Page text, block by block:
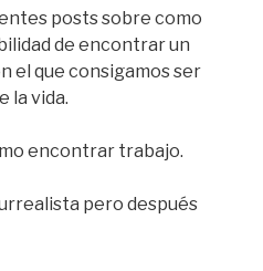
posts sobre como
de encontrar un
el que consigamos ser
la vida.
encontrar trabajo.
pero después